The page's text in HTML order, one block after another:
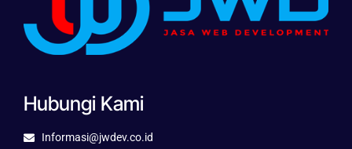
Hubungi Kami
Informasi@jwdev.co.id